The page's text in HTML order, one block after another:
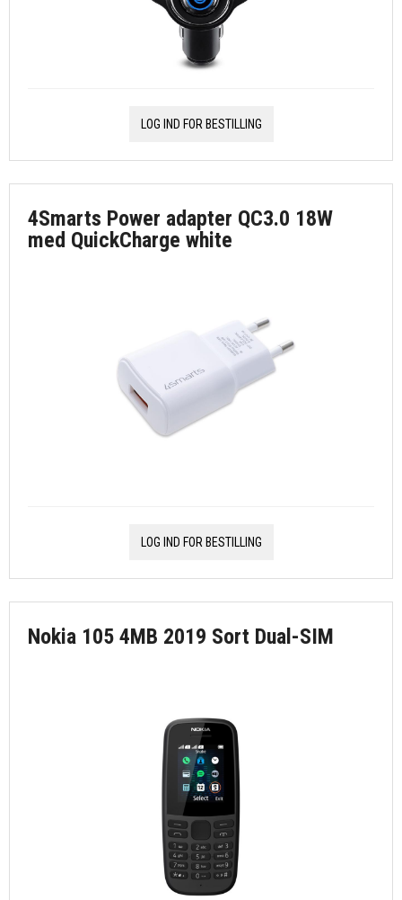
LOG IND FOR BESTILLING
4Smarts Power adapter QC3.0 18W
med QuickCharge white
LOG IND FOR BESTILLING
Nokia 105 4MB 2019 Sort Dual-SIM